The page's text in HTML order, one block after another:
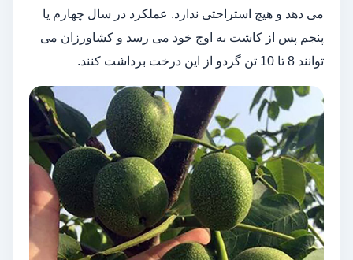
می دهد و هیچ استراحتی ندارد. عملکرد در سال چهارم یا
پنجم پس از کاشت به اوج خود می رسد و کشاورزان می
توانند 8 تا 10 تن گردو از این درخت برداشت کنند.